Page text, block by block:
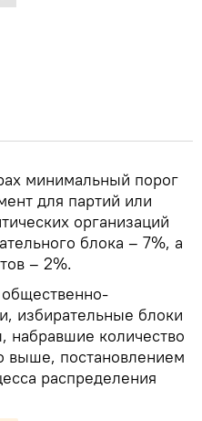
минимальный порог
для партий или
организаций
блока – 7%, а
– 2%.
избирательные блоки
набравшие количество
выше, постановлением
распределения